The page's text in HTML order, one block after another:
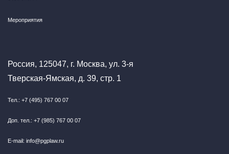
Мероприятия
Россия, 125047, г. Москва, ул. 3-я
Тверская-Ямская, д. 39, стр. 1
Тел.: +7 (495) 767 00 07
Доп. тел.: +7 (985) 767 00 07
E-mail: info@pgplaw.ru